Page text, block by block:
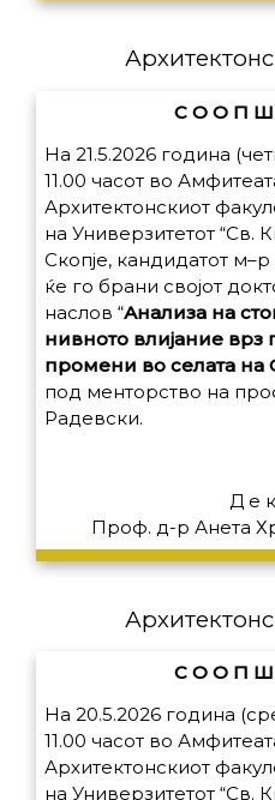
С О О П Ш
На 21.5.2026 година
11.00 часот во
Архитектонскиот
на Универзитетот “Св.
Скопје, кандидатот м–р
ќе го брани својот
наслов “Анализа на
нивното влијание врз
промени во селата на
под менторство на
Радевски.
Д е
Проф. д-р Анета
С О О П Ш
На 20.5.2026 година
11.00 часот во
Архитектонскиот
на Универзитетот “Св.